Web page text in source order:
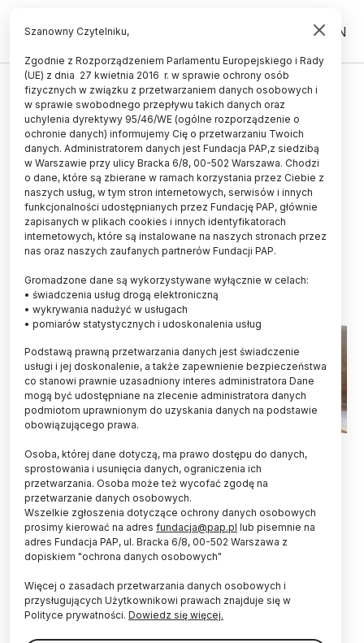
PL EN
ZDROWIE
Psycholog: rodzice dzieci ze
spektrum autyzmu często sami się
stygmatyzują
16.08.2021
aktualizacja: 16.08.2021
4 minuty czytania
Read the English version of this article
Trwanie w poczuciu bycia fatalnym rodzicem,
poczuciu wyobcowania, „naznaczenia” – tak
bardzo często myślą o sobie rodzice dzieci z
zaburzeniami ze spektrum autyzmu. Psycholog z
UŚ Anna Pyszkowska dodała, że na taką
autostygmatyzację duży wpływ mają stereotypy.
Pyszkowska na co dzień pracuje jako
psychoterapeutka z rodzinami dzieci ze spektrum.
Szanowny Czytelniku,
Zgodnie z Rozporządzeniem Parlamentu Europejskiego i Rady
(UE) z dnia 27 kwietnia 2016 r. w sprawie ochrony osób
fizycznych w związku z przetwarzaniem danych osobowych i
w sprawie swobodnego przepływu takich danych oraz
uchylenia dyrektywy 95/46/WE (ogólne rozporządzenie o
ochronie danych) informujemy Cię o przetwarzaniu Twoich
danych. Administratorem danych jest Fundacja PAP,z siedzibą
w Warszawie przy ulicy Bracka 6/8, 00-502 Warszawa. Chodzi
o dane, które są zbierane w ramach korzystania przez Ciebie z
naszych usług, w tym stron internetowych, serwisów i innych
funkcjonalności udostępnianych przez Fundację PAP, głównie
zapisanych w plikach cookies i innych identyfikatorach
internetowych, które są instalowane na naszych stronach przez
nas oraz naszych zaufanych partnerów Fundacji PAP.
Gromadzone dane są wykorzystywane wyłącznie w celach:
• świadczenia usług drogą elektroniczną
• wykrywania nadużyć w usługach
• pomiarów statystycznych i udoskonalenia usług
Podstawą prawną przetwarzania danych jest świadczenie
usługi i jej doskonalenie, a także zapewnienie bezpieczeństwa
co stanowi prawnie uzasadniony interes administratora Dane
mogą być udostępniane na zlecenie administratora danych
podmiotom uprawnionym do uzyskania danych na podstawie
obowiązującego prawa.
Osoba, której dane dotyczą, ma prawo dostępu do danych,
sprostowania i usunięcia danych, ograniczenia ich
przetwarzania. Osoba może też wycofać zgodę na
przetwarzanie danych osobowych.
Wszelkie zgłoszenia dotyczące ochrony danych osobowych
prosimy kierować na adres fundacja@pap.pl lub pisemnie na
adres Fundacja PAP, ul. Bracka 6/8, 00-502 Warszawa z
dopiskiem "ochrona danych osobowych"
Więcej o zasadach przetwarzania danych osobowych i
przysługujących Użytkownikowi prawach znajduje się w
Polityce prywatności. Dowiedz się więcej.